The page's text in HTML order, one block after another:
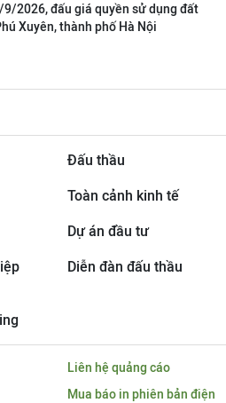
9/2026, đấu giá quyền sử dụng đất
Xuyên, thành phố Hà Nội
Đấu thầu
Toàn cảnh kinh tế
Dự án đầu tư
Diễn đàn đấu thầu
Liên hệ quảng cáo
Mua báo in phiên bản điện